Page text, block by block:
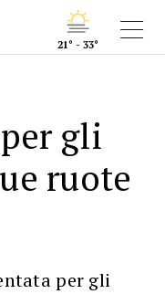
21° - 33°
gli
ruote
per gli